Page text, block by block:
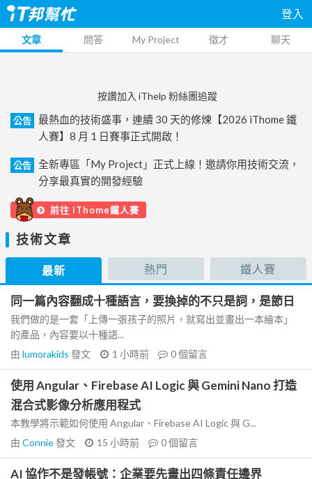
登入
文章 問答 My Project 徵才 聊天
按讚加入 iThelp 粉絲團追蹤
公告
最熱血的技術盛事，連續 30 天的修煉【2026 iThome 鐵
人賽】8 月 1 日賽事正式開啟！
公告
全新專區「My Project」正式上線！邀請你用技術交流，
分享最真實的開發經驗
前往 iThome鐵人賽
技術文章
最新 熱門 鐵人賽
同一篇內容翻成十種語言，要換掉的不只是詞，是節日
我們做的是一套「上傳一張孩子的照片，就寫出並畫出一本繪本」
的產品，內容要以十種語...
由 lumorakids 發文 1 小時前 0個留言
使用 Angular、Firebase AI Logic 與 Gemini Nano 打造
混合式影像分析應用程式
本教學將示範如何使用 Angular、Firebase AI Logic 與 G...
由 Connie發文 15 小時前 0個留言
AI 協作不是發帳號：企業要先畫出四條責任邊界